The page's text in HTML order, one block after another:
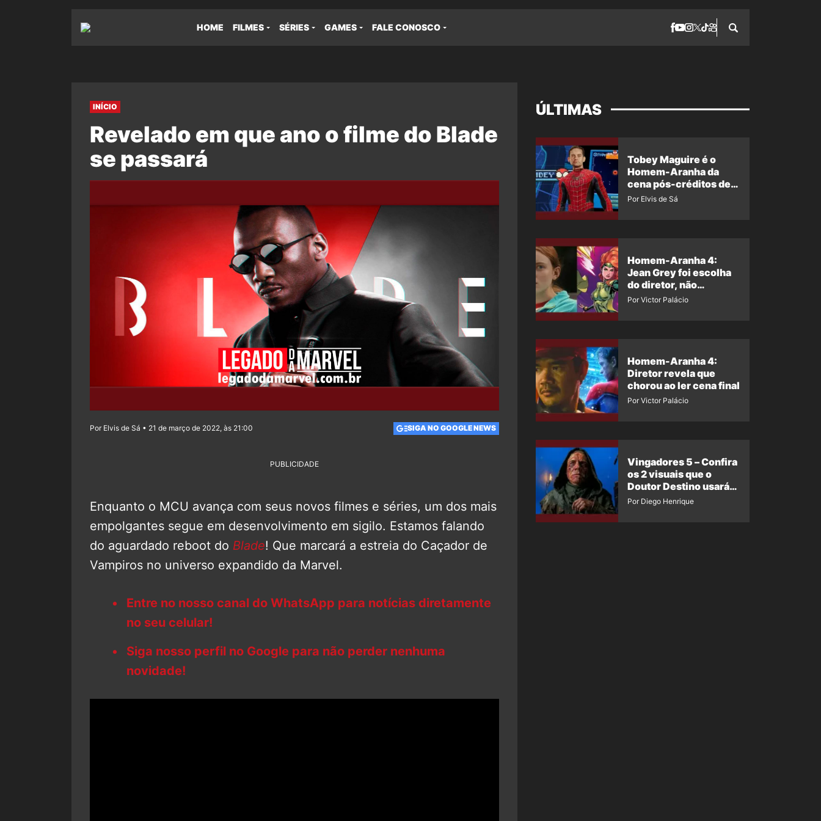
HOME FILMES SÉRIES GAMES FALE CONOSCO
INÍCIO
Revelado em que ano o filme do Blade
se passará
Por Elvis de Sá • 21 de março de 2022, às 21:00 SIGA NO GOOGLE NEWS
PUBLICIDADE
Enquanto o MCU avança com seus novos filmes e séries, um dos mais
empolgantes segue em desenvolvimento em sigilo. Estamos falando
do aguardado reboot do Blade! Que marcará a estreia do Caçador de
Vampiros no universo expandido da Marvel.
Entre no nosso canal do WhatsApp para notícias diretamente
no seu celular!
Siga nosso perfil no Google para não perder nenhuma
novidade!
ÚLTIMAS
Tobey Maguire é o
Homem-Aranha da
cena pós-créditos de
Um Novo Dia?
Por Elvis de Sá
Homem-Aranha 4:
Jean Grey foi escolha
do diretor, não
imposição da Marvel
Por Victor Palácio
Homem-Aranha 4:
Diretor revela que
chorou ao ler cena final
Por Victor Palácio
Vingadores 5 – Confira
os 2 visuais que o
Doutor Destino usará
no filme
Por Diego Henrique